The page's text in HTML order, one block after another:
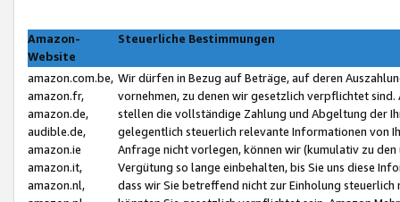
Amazon-
Website
Steuerliche Bestimmungen
amazon.com.be,
amazon.fr,
amazon.de,
audible.de,
amazon.ie
amazon.it,
amazon.nl,
Wir dürfen in Bezug auf Beträge, auf deren
vornehmen, zu denen wir gesetzlich verpflichtet
stellen die vollständige Zahlung und Abgeltung der
gelegentlich steuerlich relevante Informationen von
Anfrage nicht vorlegen, können wir (kumulativ zu
Vergütung so lange einbehalten, bis Sie uns diese
dass wir Sie betreffend nicht zur Einholung